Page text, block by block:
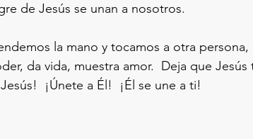
de Jesús se unan a nosotros.
la mano y tocamos a otra persona,
da vida, muestra amor.  Deja que Jesús
¡Únete a Él!  ¡Él se une a ti!